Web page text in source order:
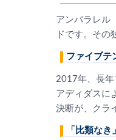
アンパラレル
ドです。そ
ファイブテ
2017年、長年
アディダスに
決断が、クラ
「比類な